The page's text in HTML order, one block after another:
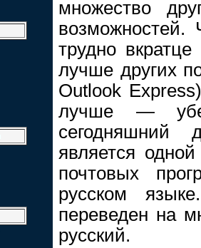
множество
возможностей.
трудно
лучше других
Outlook
лучше —
сегодняшний
является
почтовых
русском
переведен на
русский.